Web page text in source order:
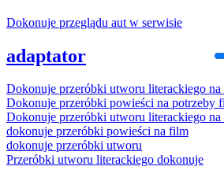
Dokonuje przeglądu aut w serwisie
adaptator
Dokonuje przeróbki utworu literackiego na
Dokonuje przeróbki powieści na potrzeby
Dokonuje przeróbki utworu literackiego
dokonuje przeróbki powieści na film
dokonuje przeróbki utworu
Przeróbki utworu literackiego dokonuje